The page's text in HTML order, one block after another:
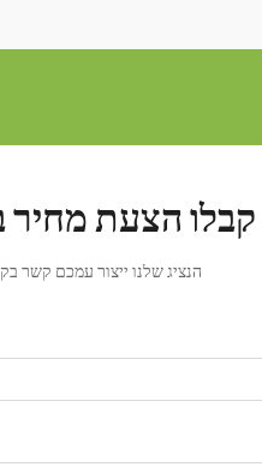
קבלו הצעת מחיר
הנציג שלנו ייצור עמכם קשר